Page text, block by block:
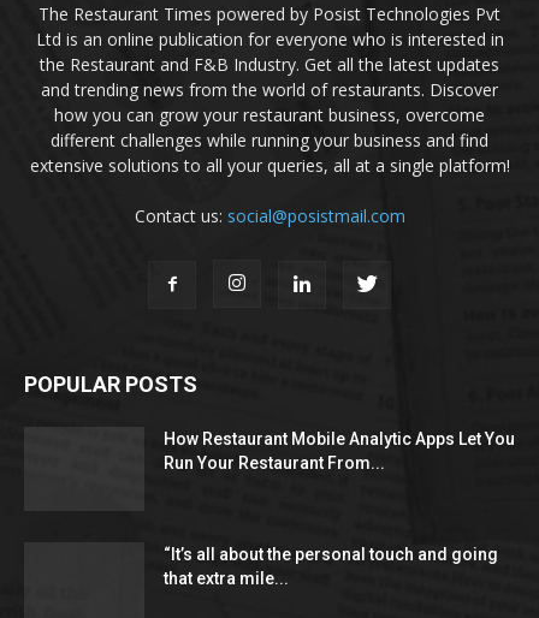
The Restaurant Times powered by Posist Technologies Pvt
Ltd is an online publication for everyone who is interested in
the Restaurant and F&B Industry. Get all the latest updates
and trending news from the world of restaurants. Discover
how you can grow your restaurant business, overcome
different challenges while running your business and find
extensive solutions to all your queries, all at a single platform!
Contact us: social@posistmail.com
POPULAR POSTS
How Restaurant Mobile Analytic Apps Let You
Run Your Restaurant From...
“It’s all about the personal touch and going
that extra mile...